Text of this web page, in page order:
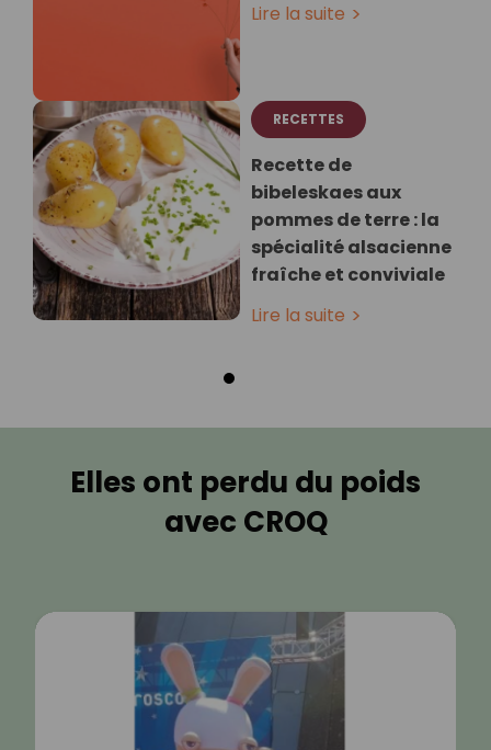
Lire la suite
RECETTES
Recette de
bibeleskaes aux
pommes de terre : la
spécialité alsacienne
fraîche et conviviale
Lire la suite
Elles ont perdu du poids
avec CROQ